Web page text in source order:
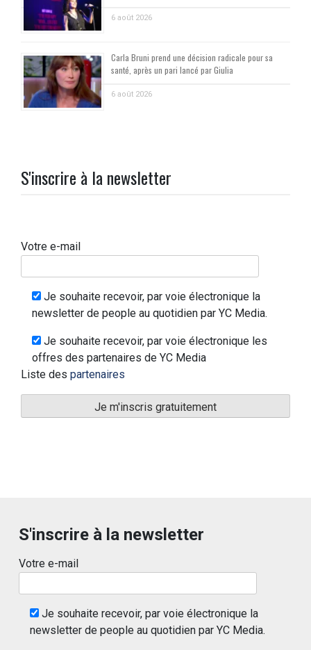
6 août 2026
Carla Bruni prend une décision radicale pour sa
santé, après un pari lancé par Giulia
6 août 2026
S'inscrire à la newsletter
Votre e-mail
Je souhaite recevoir, par voie électronique la
newsletter de people au quotidien par YC Media.
Je souhaite recevoir, par voie électronique les
offres des partenaires de YC Media
Liste des partenaires
S'inscrire à la newsletter
Votre e-mail
Je souhaite recevoir, par voie électronique la
newsletter de people au quotidien par YC Media.